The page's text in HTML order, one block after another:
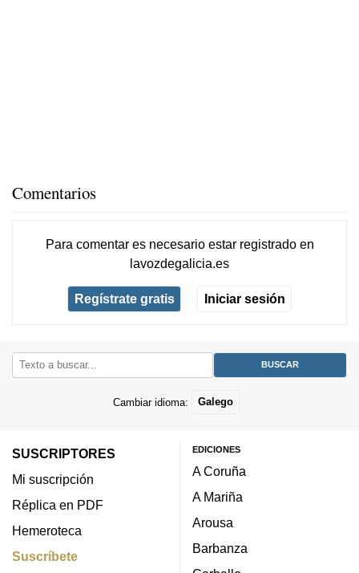
Comentarios
Para comentar es necesario estar registradoen
lavozdegalicia.es
Regístrate gratis Iniciar sesión
Cambiar idioma: Galego
SUSCRIPTORES
Mi suscripción
Réplica en PDF
Hemeroteca
Suscríbete
EDICIONES
A Coruña
A Mariña
Arousa
Barbanza